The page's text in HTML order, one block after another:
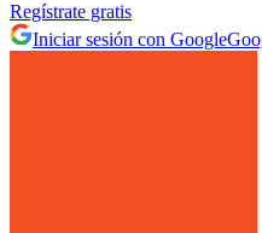
Regístrate gratis
Iniciar sesión con Google